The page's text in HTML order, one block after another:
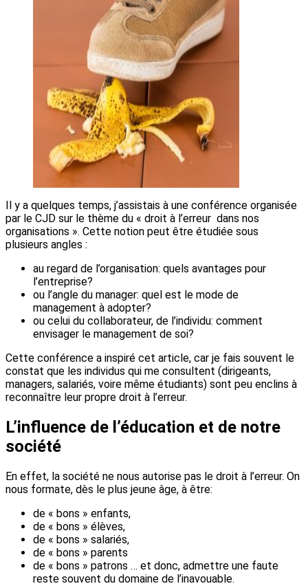
Il y a quelques temps, j’assistais à une conférence organisée
par le CJD sur le thème du « droit à l’erreur dans nos
organisations ». Cette notion peut être étudiée sous
plusieurs angles :
au regard de l’organisation: quels avantages pour
l’entreprise?
ou l’angle du manager: quel est le mode de
management à adopter?
ou celui du collaborateur, de l’individu: comment
envisager le management de soi?
Cette conférence a inspiré cet article, car je fais souvent le
constat que les individus qui me consultent (dirigeants,
managers, salariés, voire même étudiants) sont peu enclins à
reconnaître leur propre droit à l’erreur.
L’influence de l’éducation et de notre
société
En effet, la société ne nous autorise pas le droit à l’erreur. On
nous formate, dès le plus jeune âge, à être:
de « bons » enfants,
de « bons » élèves,
de « bons » salariés,
de « bons » parents
de « bons » patrons … et donc, admettre une faute
reste souvent du domaine de l’inavouable.